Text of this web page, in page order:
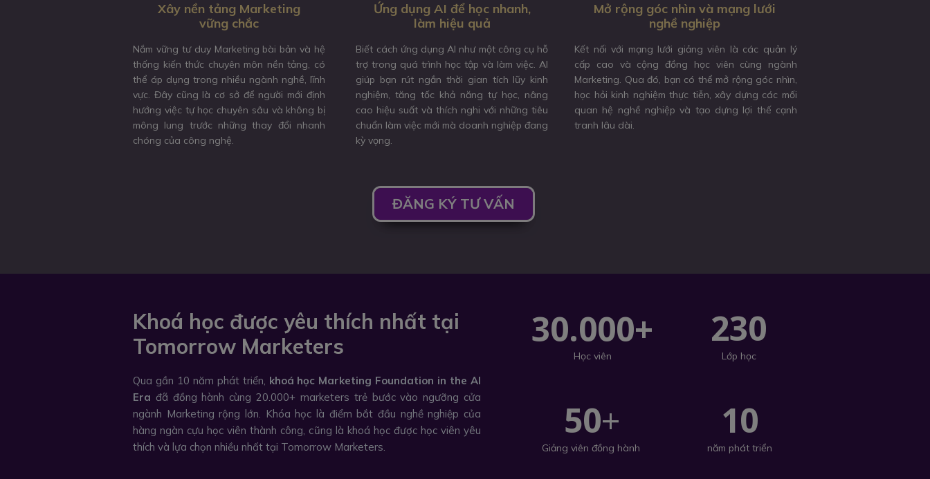
Mở rộng góc nhìn và mạng lưới
nghề nghiệp
Kết nối với mạng lưới giảng viên là các quản lý
cấp cao và cộng đồng học viên cùng ngành
Marketing. Qua đó, bạn có thể mở rộng góc nhìn,
học hỏi kinh nghiệm thực tiễn, xây dựng các mối
quan hệ nghề nghiệp và tạo dựng lợi thế cạnh
tranh lâu dài.
Ứng dụng AI để học nhanh,
làm hiệu quả
Biết cách ứng dụng AI như một công cụ hỗ
trợ trong quá trình học tập và làm việc. AI
giúp bạn rút ngắn thời gian tích lũy kinh
nghiệm, tăng tốc khả năng tự học, nâng
cao hiệu suất và thích nghi với những tiêu
chuẩn làm việc mới mà doanh nghiệp đang
kỳ vọng.
Xây nền tảng Marketing
vững chắc
Nắm vững tư duy Marketing bài bản và hệ
thống kiến thức chuyên môn nền tảng, có
thể áp dụng trong nhiều ngành nghề, lĩnh
vực. Đây cũng là cơ sở để người mới định
hướng việc tự học chuyên sâu và không bị
mông lung trước những thay đổi nhanh
chóng của công nghệ.
ĐĂNG KÝ TƯ VẤN
Khoá học được yêu thích nhất tại
Tomorrow Marketers
Qua gần 10 năm phát triển, khoá học Marketing Foundation in the AI
Era đã đồng hành cùng 20.000+ marketers trẻ bước vào ngưỡng cửa
ngành Marketing rộng lớn. Khóa học là điểm bắt đầu nghề nghiệp của
hàng ngàn cựu học viên thành công, cũng là khoá học được học viên yêu
thích và lựa chọn nhiều nhất tại Tomorrow Marketers.
230
Lớp học
10
năm phát triển
50+
Giảng viên đồng hành
30.000+
Học viên